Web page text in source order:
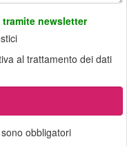
tramite newsletter
al trattamento dei dati
obbligatori